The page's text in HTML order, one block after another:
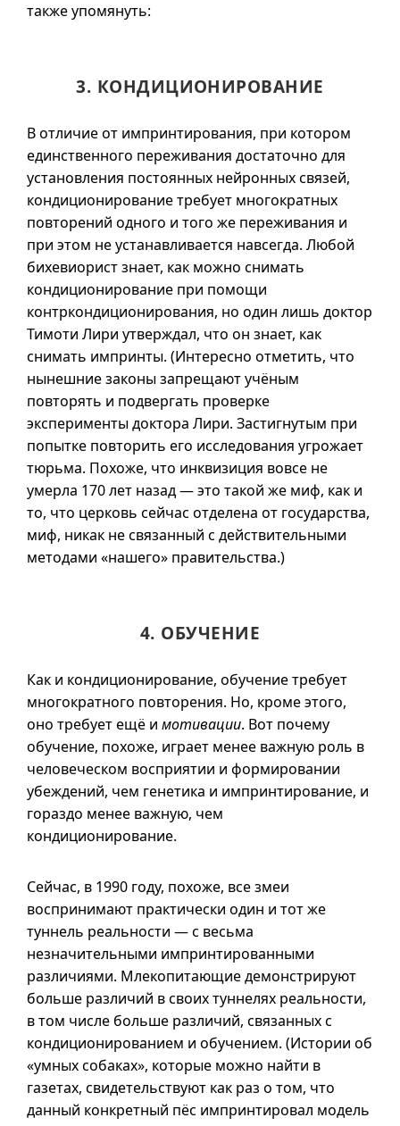
также упомянуть:
3. КОНДИЦИОНИРОВАНИЕ
В отличие от импринтирования, при котором
единственного переживания достаточно для
установления постоянных нейронных связей,
кондиционирование требует многократных
повторений одного и того же переживания и
при этом не устанавливается навсегда. Любой
бихевиорист знает, как можно снимать
кондиционирование при помощи
контркондиционирования, но один лишь доктор
Тимоти Лири утверждал, что он знает, как
снимать импринты. (Интересно отметить, что
нынешние законы запрещают учёным
повторять и подвергать проверке
эксперименты доктора Лири. Застигнутым при
попытке повторить его исследования угрожает
тюрьма. Похоже, что инквизиция вовсе не
умерла 170 лет назад — это такой же миф, как и
то, что церковь сейчас отделена от государства,
миф, никак не связанный с действительными
методами «нашего» правительства.)
4. ОБУЧЕНИЕ
Как и кондиционирование, обучение требует
многократного повторения. Но, кроме этого,
оно требует ещё и мотивации. Вот почему
обучение, похоже, играет менее важную роль в
человеческом восприятии и формировании
убеждений, чем генетика и импринтирование, и
гораздо менее важную, чем
кондиционирование.
Сейчас, в 1990 году, похоже, все змеи
воспринимают практически один и тот же
туннель реальности — с весьма
незначительными импринтированными
различиями. Млекопитающие демонстрируют
больше различий в своих туннелях реальности,
в том числе больше различий, связанных с
кондиционированием и обучением. (Истории об
«умных собаках», которые можно найти в
газетах, свидетельствуют как раз о том, что
данный конкретный пёс импринтировал модель